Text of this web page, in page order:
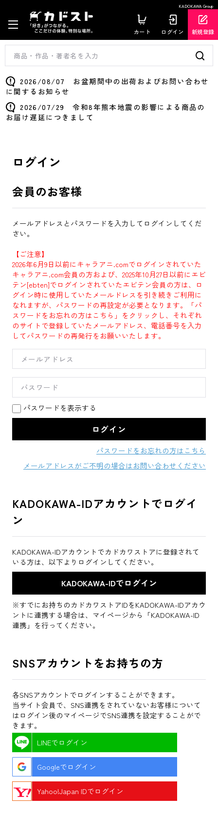
KADOKAWA Group
カート ログイン 新規登録
2026/08/07 お盆期間中の出荷およびお問い合わせ
に関するお知らせ
2026/07/29 令和8年熊本地震の影響による商品の
お届け遅延につきまして
ログイン
会員のお客様
メールアドレスとパスワードを入力してログインしてくだ
さい。
【ご注意】
2026年6月9日以前にキャラアニ.comでログインされていた
キャラアニ.com会員の方および、2025年10月27日以前にエビ
テン[ebten]でログインされていたエビテン会員の方は、ロ
グイン時に使用していたメールドレスを引き続きご利用に
なれますが、パスワードの再設定が必要となります。「パ
スワードをお忘れの方はこちら」をクリックし、それぞれ
のサイトで登録していたメールアドレス、電話番号を入力
してパスワードの再発行をお願いいたします。
パスワードを表示する
パスワードをお忘れの方はこちら
メールアドレスがご不明の場合はお問い合わせください
KADOKAWA-IDアカウントでログイ
ン
KADOKAWA-IDアカウントでカドカワストアに登録されて
いる方は、以下よりログインしてください。
※すでにお持ちのカドカワストアIDをKADOKAWA-IDアカウ
ントに連携する場合は、マイページから「KADOKAWA-ID
連携」を行ってください。
SNSアカウントをお持ちの方
各SNSアカウントでログインすることができます。
当サイト会員で、SNS連携をされていないお客様について
はログイン後のマイページでSNS連携を設定することがで
きます。
LINEでログイン
Googleでログイン
Yahoo!Japan IDでログイン